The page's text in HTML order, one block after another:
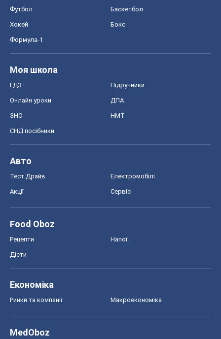
Футбол Баскетбол
Хокей Бокс
Формула-1
Моя школа
ГДЗ Підручники
Онлайн уроки ДПА
ЗНО НМТ
СНД посібники
Авто
Тест Драйв Електромобілі
Акції Сервіс
Food Oboz
Рецепти Напої
Дієти
Економіка
Ринки та компанії Макроекономіка
MedOboz